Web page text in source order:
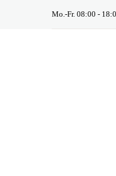
Mo.-Fr. 08:00 -